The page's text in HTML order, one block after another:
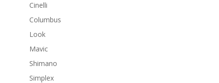
Cinelli
Columbus
Look
Mavic
Shimano
Simplex